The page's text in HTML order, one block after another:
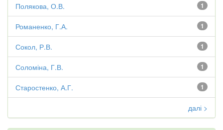
1
Полякова, О.В.
1
Романенко, Г.А.
1
Сокол, Р.В.
1
Соломіна, Г.В.
1
Старостенко, А.Г.
далі >